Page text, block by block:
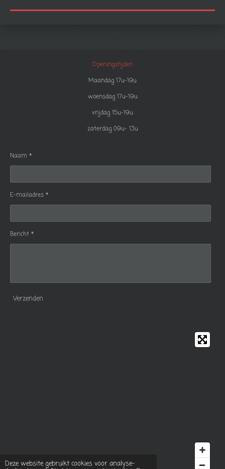
Deze website gebruikt cookies voor analyse-
Openingstijden
Maandag 17u-19u
woensdag 17u-19u
vrijdag 15u-19u
zaterdag 09u- 13u
Naam *
E-mailadres *
Bericht *
Verzenden